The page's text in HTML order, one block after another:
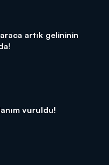
artık gelininin
vuruldu!